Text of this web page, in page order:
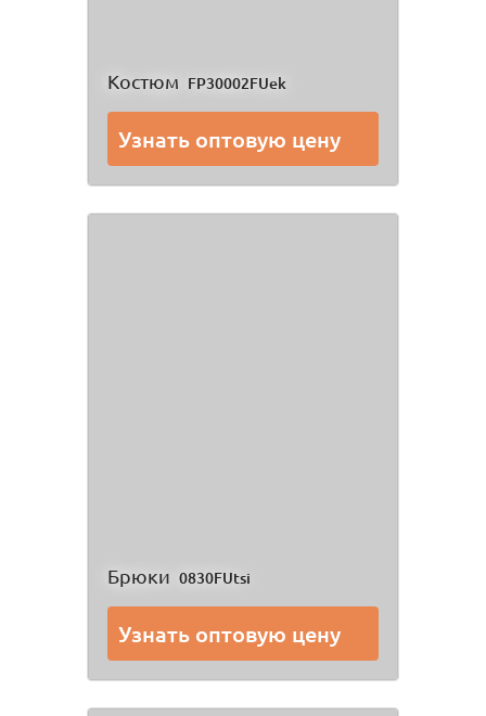
Костюм FP30002FUek
Узнать оптовую цену
Брюки 0830FUtsi
Узнать оптовую цену